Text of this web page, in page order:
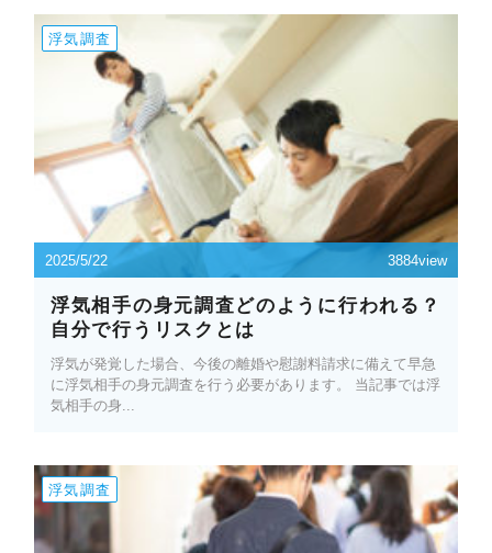
浮気調査
2025/5/22 3884view
浮気相手の身元調査どのように行われる？
自分で行うリスクとは
浮気が発覚した場合、今後の離婚や慰謝料請求に備えて早急
に浮気相手の身元調査を行う必要があります。 当記事では浮
気相手の身...
浮気調査